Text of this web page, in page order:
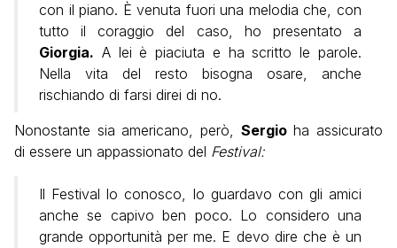
con il piano. È venuta fuori una melodia che, con
tutto il coraggio del caso, ho presentato a
Giorgia. A lei è piaciuta e ha scritto le parole.
Nella vita del resto bisogna osare, anche
rischiando di farsi direi di no.
Nonostante sia americano, però, Sergioha assicurato
di essere un appassionato del Festival:
Il Festival lo conosco, lo guardavo con gli amici
anche se capivo ben poco. Lo considero una
grande opportunità per me. E devo dire che è un